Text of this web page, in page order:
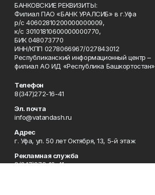
БАНКОВСКИЕ РЕКВИЗИТЫ:
Филиал ПАО «БАНК УРАЛСИБ» в г.Уфа
р/с 40602810200000000009,
к/с 30101810600000000770,
БИК 048073770
ИНН/КПП 0278066967/027843012
Республиканский информационный центр –
филиал АО ИД «Республика Башкортостан»
Телефон
8(347)272-16-41
Эл. почта
info@vatandash.ru
Адрес
г. Уфа, ул. 50 лет Октября, 13, 5-й этаж
Рекламная служба
8(347)272-16-41